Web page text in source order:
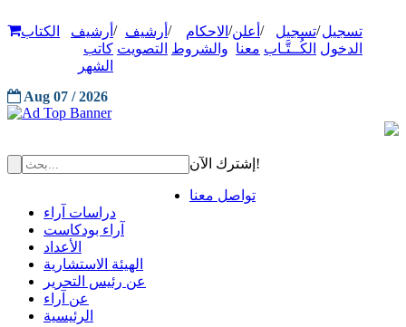
تسجيل
الدخول
/تسجيل
الكُــتَّـاب
/ أعلن
معنا
/ الاحكام
والشروط
/ أرشيف
التصويت
/ أرشيف
كاتب
الشهر
الكتاب
Aug 07 / 2026
إشترك الآن!
تواصل معنا
دراسات آراء
آراء بودكاست
الأعداد
الهيئة الاستشارية
عن رئيس التحرير
عن آراء
الرئيسية